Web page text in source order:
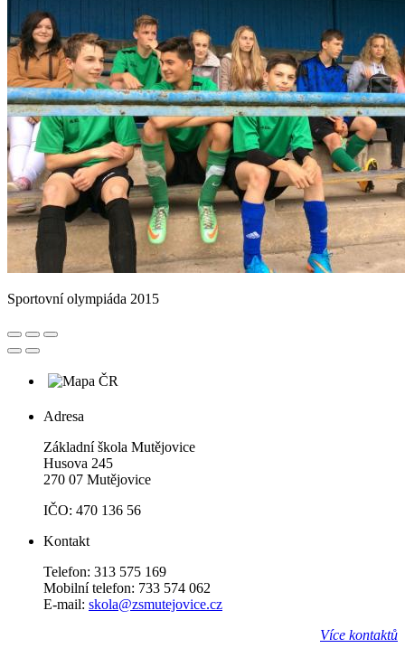
Sportovní olympiáda 2015
Adresa
Základní škola Mutějovice
Husova 245
270 07 Mutějovice
IČO: 470 136 56
Kontakt
Telefon: 313 575 169
Mobilní telefon: 733 574 062
E-mail: skola@zsmutejovice.cz
Více kontaktů